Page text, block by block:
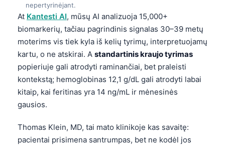
nepertyrinėjant.
At Kantesti AI, mūsų AI analizuoja 15,000+
biomarkerių, tačiau pagrindinis signalas 30–39 metų
moterims vis tiek kyla iš kelių tyrimų, interpretuojamų
kartu, o ne atskirai. A standartinis kraujo tyrimas
popieriuje gali atrodyti raminančiai, bet praleisti
kontekstą; hemoglobinas 12,1 g/dL gali atrodyti labai
kitaip, kai feritinas yra 14 ng/mL ir mėnesinės
gausios.
Thomas Klein, MD, tai mato klinikoje kas savaitę:
pacientai prisimena santrumpas, bet ne kodėl jos